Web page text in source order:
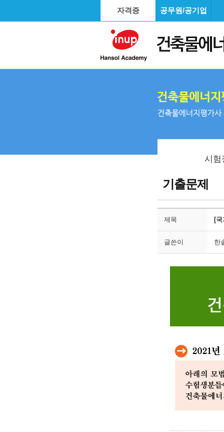
자격증 공무원/공기업
시험
기출문제
제목 [
글쓴이 한